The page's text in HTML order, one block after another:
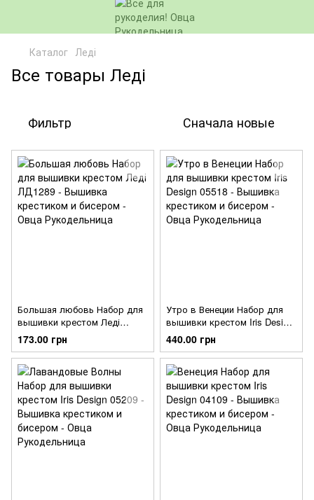
Каталог Леді
Все товары Леді
Фильтр Сначала новые
Большая любовь Набор для
вышивки крестом Леді
ЛД1289
173.00 грн
Утро в Венеции Набор для
вышивки крестом Iris Design
05518
440.00 грн